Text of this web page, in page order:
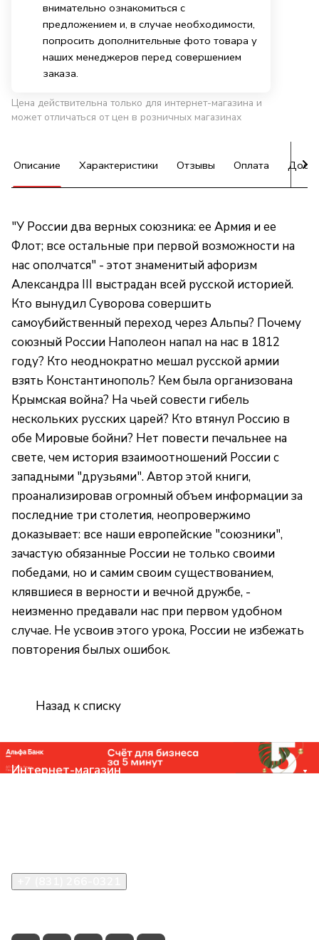
внимательно ознакомиться с
предложением и, в случае необходимости,
попросить дополнительные фото товара у
наших менеджеров перед совершением
заказа.
Цена действительна только для интернет-магазина и
может отличаться от цен в розничных магазинах
Описание Характеристики Отзывы Оплата
"У России два верных союзника: ее Армия и ее
Флот; все остальные при первой возможности на
нас ополчатся" - этот знаменитый афоризм
Александра III выстрадан всей русской историей.
Кто вынудил Суворова совершить
самоубийственный переход через Альпы? Почему
союзный России Наполеон напал на нас в 1812
году? Кто неоднократно мешал русской армии
взять Константинополь? Кем была организована
Крымская война? На чьей совести гибель
нескольких русских царей? Кто втянул Россию в
обе Мировые бойни? Нет повести печальнее на
свете, чем история взаимоотношений России с
западными "друзьями". Автор этой книги,
проанализировав огромный объем информации за
последние три столетия, неопровержимо
доказывает: все наши европейские "союзники",
зачастую обязанные России не только своими
победами, но и самим своим существованием,
клявшиеся в верности и вечной дружбе, -
неизменно предавали нас при первом удобном
случае. Не усвоив этого урока, России не избежать
повторения былых ошибок.
Назад к списку
Интернет-магазин